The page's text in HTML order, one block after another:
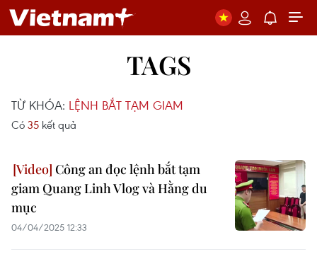
TAGS
TỪ KHÓA: LỆNH BẮT TẠM GIAM
Có 35 kết quả
Công an đọc lệnh bắt tạm
giam Quang Linh Vlog và Hằng du
mục
04/04/2025 12:33